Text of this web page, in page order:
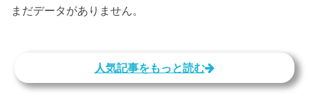
まだデータがありません。
人気記事をもっと読む